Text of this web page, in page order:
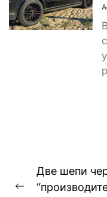
Навигация
Previous
Две шепи